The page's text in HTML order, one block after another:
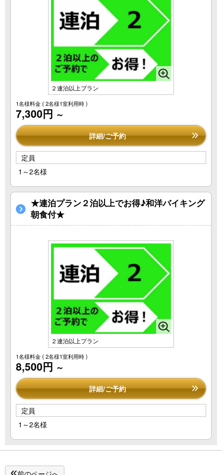
２連泊以上プラン
1名様料金( 2名様1室利用時 )
7,300円 ～
詳細/ご予約
定員
1～2名様
★連泊プラン２泊以上でお得♪和洋バイキング
朝食付★
２連泊以上プラン
1名様料金( 2名様1室利用時 )
8,500円 ～
詳細/ご予約
定員
1～2名様